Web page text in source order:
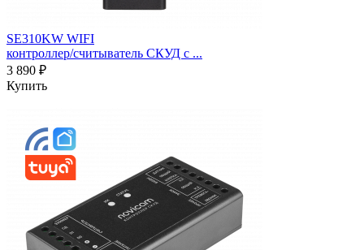
SE310KW WIFI
контроллер/считыватель СКУД c ...
3 890 ₽
Купить